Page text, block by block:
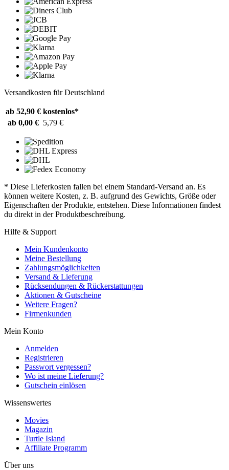
Versandkosten für Deutschland
ab 52,90 € kostenlos*
ab 0,00 € 5,79 €
* Diese Lieferkosten fallen bei einem Standard-Versand an. Es
können weitere Kosten, z. B. aufgrund des Gewichts, Größe oder
Eigenschaften der Produkte, entstehen. Diese Informationen findest
du direkt in der Produktbeschreibung.
Hilfe & Support
Mein Kundenkonto
Meine Bestellung
Zahlungsmöglichkeiten
Versand & Lieferung
Rücksendungen & Rückerstattungen
Aktionen & Gutscheine
Weitere Fragen?
Firmenkunden
Mein Konto
Anmelden
Registrieren
Passwort vergessen?
Wo ist meine Lieferung?
Gutschein einlösen
Wissenswertes
Movies
Magazin
Turtle Island
Affiliate Programm
Über uns